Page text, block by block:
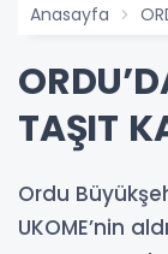
Anasayfa
TAŞIT
Ordu
UKOME’nin